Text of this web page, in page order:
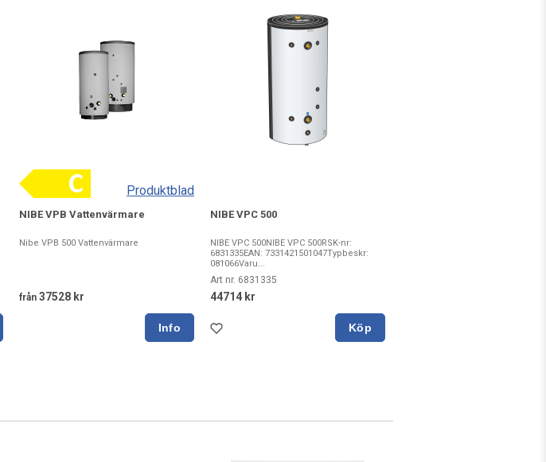
Produktblad
NIBE VPB Vattenvärmare
Nibe VPB 500 Vattenvärmare
från 37528 kr
NIBE VPC 500
NIBE VPC 500NIBE VPC 500RSK-nr:
6831335EAN: 7331421501047Typbeskr:
081066Varu...
Art nr. 6831335
44714 kr
Köp